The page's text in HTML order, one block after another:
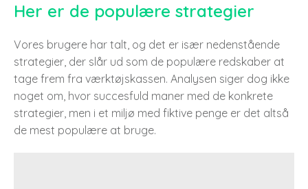
Her er de populære strategier
Vores brugere har talt, og det er især nedenstående
strategier, der slår ud som de populære redskaber at
tage frem fra værktøjskassen. Analysen siger dog ikke
noget om, hvor succesfuld maner med de konkrete
strategier, men i et miljø med fiktive penge er det altså
de mest populære at bruge.